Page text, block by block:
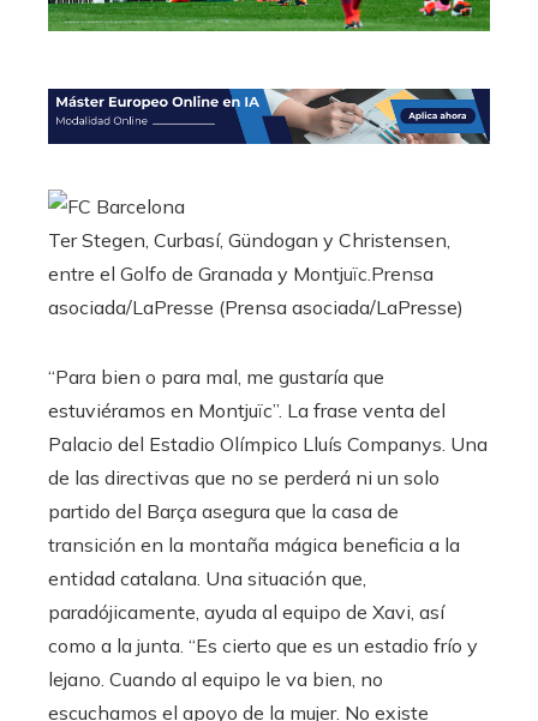
Ter Stegen, Curbasí, Gündogan y Christensen,
entre el Golfo de Granada y Montjuïc. Prensa
asociada/LaPresse (Prensa asociada/LaPresse)
“Para bien o para mal, me gustaría que
estuviéramos en Montjuïc”. La frase venta del
Palacio del Estadio Olímpico Lluís Companys. Una
de las directivas que no se perderá ni un solo
partido del Barça asegura que la casa de
transición en la montaña mágica beneficia a la
entidad catalana. Una situación que,
paradójicamente, ayuda al equipo de Xavi, así
como a la junta. “Es cierto que es un estadio frío y
lejano. Cuando al equipo le va bien, no
escuchamos el apoyo de la mujer. No existe